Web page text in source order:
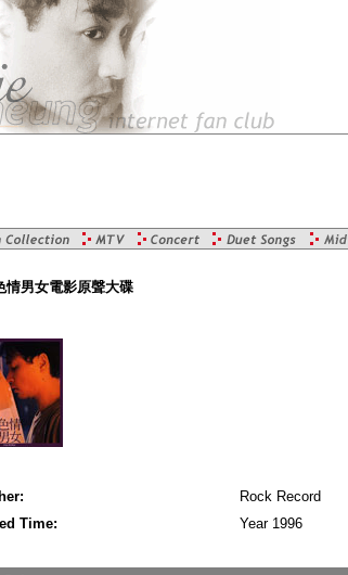
情男女電影原聲大碟
Rock Record
Time:
Year 1996